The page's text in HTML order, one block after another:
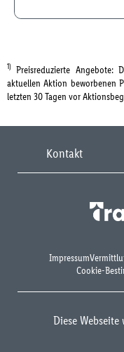
1) Preisreduzierte Angebote:
aktuellen Aktion beworbenen
letzten 30 Tagen vor
Kontakt
Impressum
Cookie-
Diese